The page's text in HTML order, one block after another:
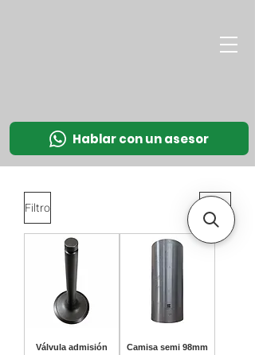
Hablar con un asesor
Filtro
Válvula admisión
Camisa semi 98mm